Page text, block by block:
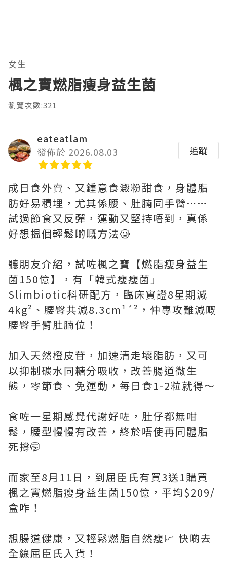
女生
楓之寶燃脂瘦身益生菌
瀏覽次數:321
eateatlam
發佈於 2026.08.03
追蹤
成日食外賣、又鍾意食澱粉甜食，身體脂
肪好易積埋，尤其係腰、肚腩同手臂……
試過節食又反彈，運動又堅持唔到，真係
好想揾個輕鬆啲嘅方法🥲
聽朋友介紹，試咗楓之寶【燃脂瘦身益生
菌150億】，有「韓式瘦瘦菌」
Slimbiotic科研配方，臨床實證8星期減
4kg²、腰臀共減8.3cm¹´²，仲專攻難減嘅
腰臀手臂肚腩位！
加入天然橙皮苷，加速清走壞脂肪，又可
以抑制碳水同糖分吸收，改善腸道微生
態，零節食、免運動，每日食1-2粒就得～
食咗一星期感覺代謝好咗，肚仔都無咁
鬆，腰型慢慢有改善，終於唔使再同體脂
死撐🤭
而家至8月11日，到屈臣氏有買3送1購買
楓之寶燃脂瘦身益生菌150億，平均$209/
盒咋！
想腸道健康，又輕鬆燃脂自然瘦📈 快啲去
全線屈臣氏入貨！